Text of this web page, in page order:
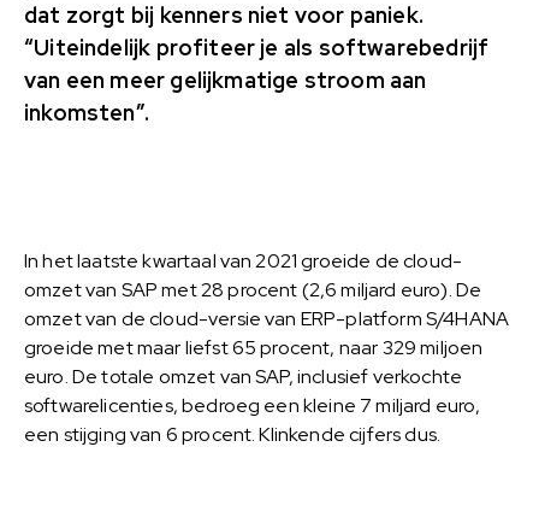
dat zorgt bij kenners niet voor paniek.
“Uiteindelijk profiteer je als softwarebedrijf
van een meer gelijkmatige stroom aan
inkomsten”.
In het laatste kwartaal van 2021 groeide de cloud-
omzet van SAP met 28 procent (2,6 miljard euro). De
omzet van de cloud-versie van ERP-platform S/4HANA
groeide met maar liefst 65 procent, naar 329 miljoen
euro. De totale omzet van SAP, inclusief verkochte
softwarelicenties, bedroeg een kleine 7 miljard euro,
een stijging van 6 procent. Klinkende cijfers dus.